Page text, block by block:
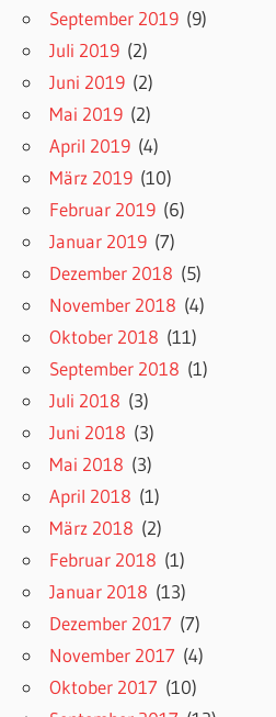
September 2019 (9)
Juli 2019 (2)
Juni 2019 (2)
Mai 2019 (2)
April 2019 (4)
März 2019 (10)
Februar 2019 (6)
Januar 2019 (7)
Dezember 2018 (5)
November 2018 (4)
Oktober 2018 (11)
September 2018 (1)
Juli 2018 (3)
Juni 2018 (3)
Mai 2018 (3)
April 2018 (1)
März 2018 (2)
Februar 2018 (1)
Januar 2018 (13)
Dezember 2017 (7)
November 2017 (4)
Oktober 2017 (10)